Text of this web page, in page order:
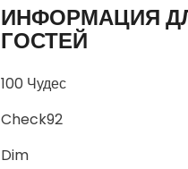
ИНФОРМАЦИЯ
ГОСТЕЙ
100 Чудес
Check92
Dim